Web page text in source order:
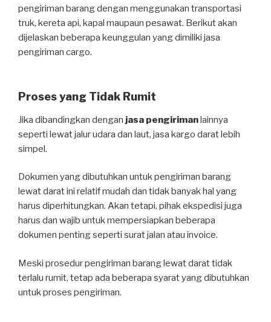
pengiriman barang dengan menggunakan transportasi
truk, kereta api, kapal maupaun pesawat. Berikut akan
dijelaskan beberapa keunggulan yang dimiliki jasa
pengiriman cargo.
Proses yang Tidak Rumit
Jika dibandingkan dengan jasa pengirimanlainnya
seperti lewat jalur udara dan laut, jasa kargo darat lebih
simpel.
Dokumen yang dibutuhkan untuk pengiriman barang
lewat darat ini relatif mudah dan tidak banyak hal yang
harus diperhitungkan. Akan tetapi, pihak ekspedisi juga
harus dan wajib untuk mempersiapkan beberapa
dokumen penting seperti surat jalan atau invoice.
Meski prosedur pengiriman barang lewat darat tidak
terlalu rumit, tetap ada beberapa syarat yang dibutuhkan
untuk proses pengiriman.